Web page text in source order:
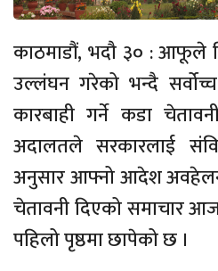
काठमाडौं, भदौ ३० :
उल्लंघन गरेको भन्दै
कारबाही गर्ने कडा
अदालतले सरकारलाई
अनुसार आफ्नो आदेश
चेतावनी दिएको समाचार
पहिलो पृष्ठमा छापेको छ ।